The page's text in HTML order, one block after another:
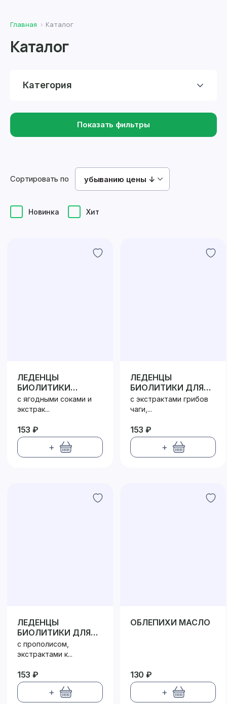
Главная Каталог
Каталог
Категория
Показать фильтры
Новинка Хит
Сортировать по убыванию цены ↓
ЛЕДЕНЦЫ
БИОЛИТИКИ
ВИТАМИННЫЕ
с ягодными соками и
экстрак...
153 ₽
+
ЛЕДЕНЦЫ
БИОЛИТИКИ ДЛЯ
ИММУНИТЕТА
с экстрактами грибов
чаги,...
153 ₽
+
ЛЕДЕНЦЫ
БИОЛИТИКИ ДЛЯ
ГОРЛА
с прополисом,
экстрактами к...
153 ₽
+
ОБЛЕПИХИ МАСЛО
130 ₽
+